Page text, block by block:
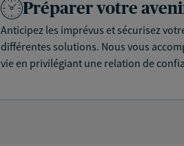
Préparer votre
Anticipez les imprévus et sécurisez
différentes solutions. Nous vous
vie en privilégiant une relation de